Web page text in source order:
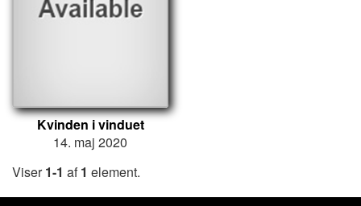
Kvinden i vinduet
14. maj 2020
Viser1-1 af1 element.